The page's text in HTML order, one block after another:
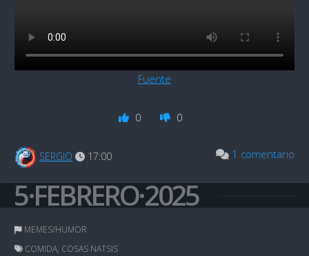
Fuente
0 0
SERGIO 17:00 1 comentario
5·FEBRERO·2025
MEMES/HUMOR
COMIDA, COSAS NATSIS